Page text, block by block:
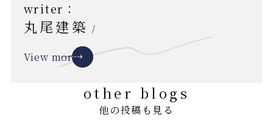
writer：
丸尾建築 /
View more
other blogs
他の投稿も見る